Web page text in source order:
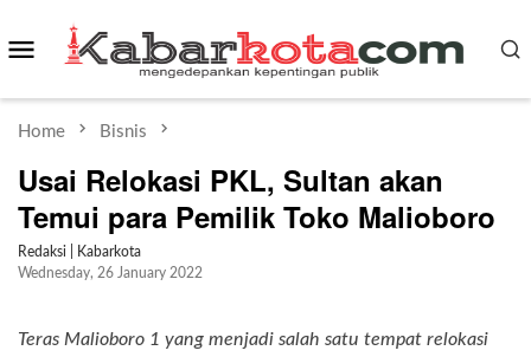
to
Mobile
Home Bisnis
Usai Relokasi PKL, Sultan akan
Temui para Pemilik Toko Malioboro
Redaksi | Kabarkota
Wednesday, 26 January 2022
Teras Malioboro 1 yang menjadi salah satu tempat relokasi